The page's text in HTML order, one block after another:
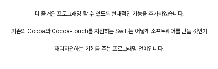
더 즐거운 프로그래밍 할 수 있도록현대적인 기능을 추가하였습니다.
기존의 Cocoa와 Cocoa-touch를 지원하는 Swift는 어떻게 소프트웨어를 만들 것인가
재디자인하는 기회를 주는 프로그래밍 언어입니다.